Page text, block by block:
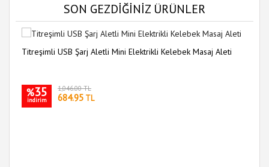
SON GEZDİĞİNİZ ÜRÜNLER
Titreşimli USB Şarj Aletli Mini Elektrikli Kelebek Masaj Aleti
%35
indirim
1,046.00 TL
684.95 TL